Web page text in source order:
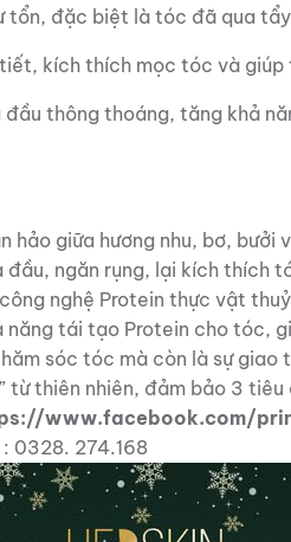
tổn, đặc biệt là tóc đã qua
kích thích mọc tóc và
thông thoáng, tăng khả
hảo giữa hương nhu, bơ,
đầu, ngăn rụng, lại kích thích
nghệ Protein thực vật
năng tái tạo Protein cho tóc,
sóc tóc mà còn là sự
từ thiên nhiên, đảm bảo 3
www.facebook.com/
0328. 274.168